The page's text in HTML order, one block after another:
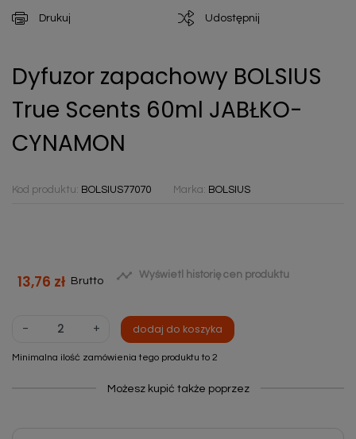
Drukuj Udostępnij
Dyfuzor zapachowy BOLSIUS
True Scents 60ml JABŁKO-
CYNAMON
Kod produktu: BOLSIUS77070 Marka: BOLSIUS
13,76 zł Brutto  Wyświetl historię cen produktu
- + dodaj do koszyka
Minimalna ilość zamówienia tego produktu to 2
Możesz kupić także poprzez